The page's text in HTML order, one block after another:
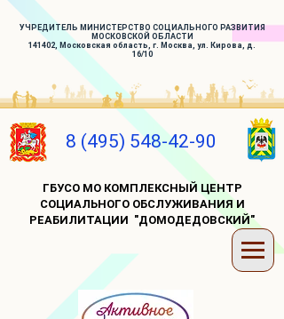
УЧРЕДИТЕЛЬ МИНИСТЕРСТВО СОЦИАЛЬНОГО РАЗВИТИЯ
МОСКОВСКОЙ ОБЛАСТИ
141402, Московская область, г. Москва, ул. Кирова, д.
16/10
8 (495) 548-42-90
ГБУСО МО КОМПЛЕКСНЫЙ ЦЕНТР
СОЦИАЛЬНОГО ОБСЛУЖИВАНИЯ И
РЕАБИЛИТАЦИИ "ДОМОДЕДОВСКИЙ"